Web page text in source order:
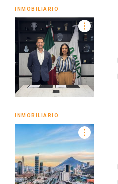
INMOBILIARIO
INMOBILIARIO